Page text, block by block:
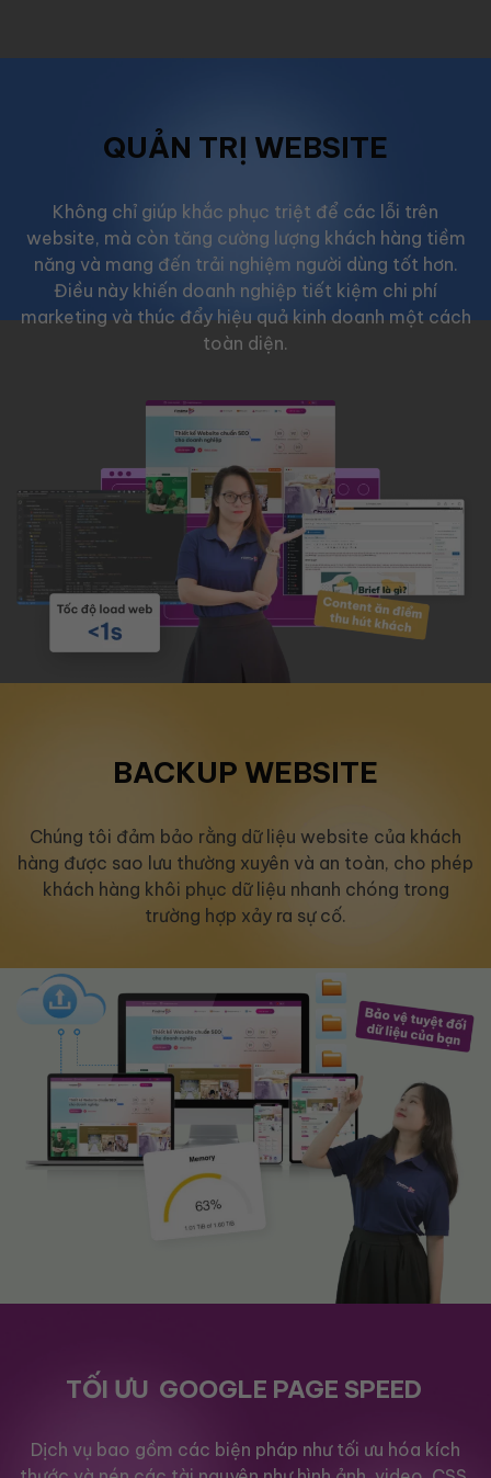
QUẢN TRỊ WEBSITE
Không chỉ giúp khắc phục triệt để các lỗi trên
website, mà còn tăng cường lượng khách hàng tiềm
năng và mang đến trải nghiệm người dùng tốt hơn.
Điều này khiến doanh nghiệp tiết kiệm chi phí
marketing và thúc đẩy hiệu quả kinh doanh một cách
toàn diện.
BACKUP WEBSITE
Chúng tôi đảm bảo rằng dữ liệu website của khách
hàng được sao lưu thường xuyên và an toàn, cho phép
khách hàng khôi phục dữ liệu nhanh chóng trong
trường hợp xảy ra sự cố.
TỐI ƯU GOOGLE PAGE SPEED
Dịch vụ bao gồm các biện pháp như tối ưu hóa kích